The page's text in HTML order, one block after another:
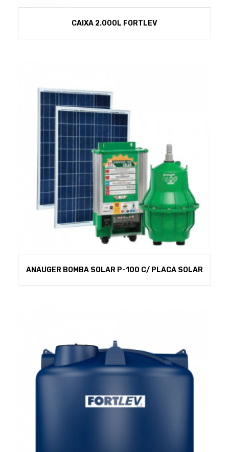
CAIXA 2.000L FORTLEV
ANAUGER BOMBA SOLAR P-100 C/ PLACA SOLAR